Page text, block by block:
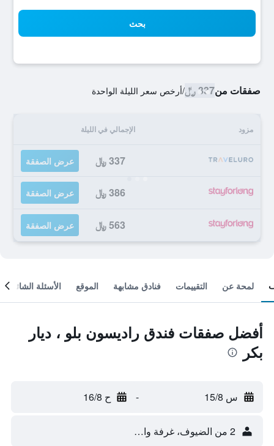
بحث
صفقات من337 ﷼ /أرخص سعر الليلة الواحدة
مزود الإجمالي في الليلة
337 ﷼ عرض الصفقة
386 ﷼ عرض الصفقة
563 ﷼ عرض الصفقة
لمحة عن التقييمات فنادق مشابهة الموقع الأسئلة الشائعة
أفضل صفقات فندق راديسون بلو ، ديار
بكر
س 15/8 - ح 16/8
2 من الضيوف، غرفة واحدة